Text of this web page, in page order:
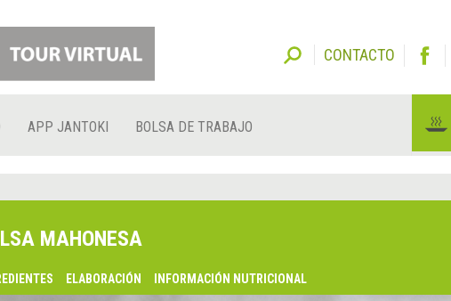
CONTACTO
APP JANTOKI BOLSA DE TRABAJO
MAHONESA
ELABORACIÓN INFORMACIÓN NUTRICIONAL